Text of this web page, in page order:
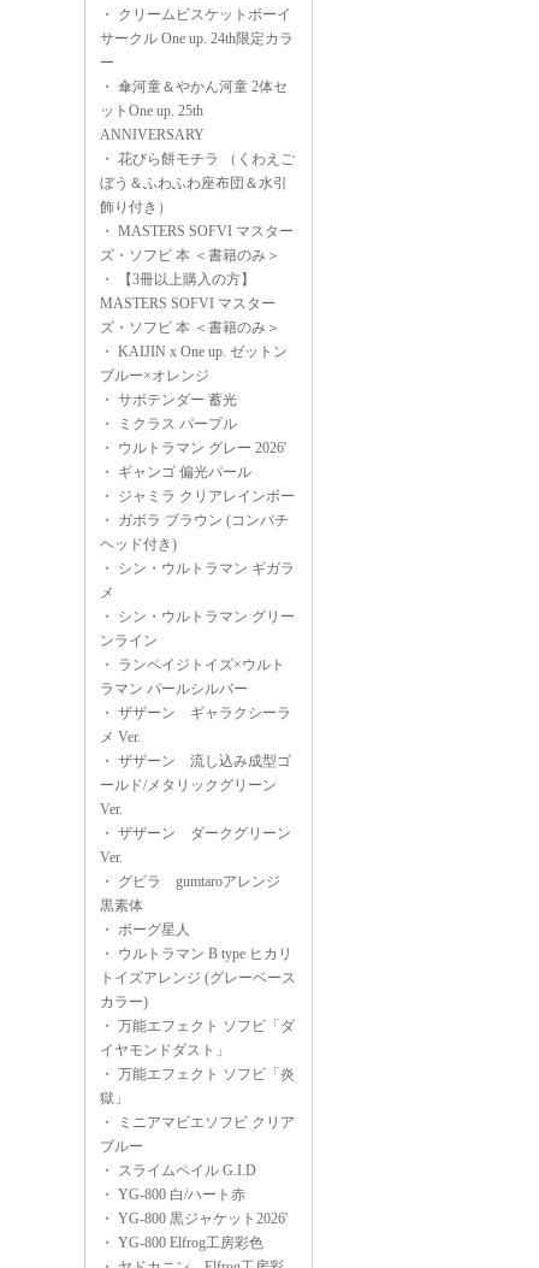
・ クリームビスケットボーイ
サークル One up. 24th限定カラ
ー
・ 傘河童＆やかん河童 2体セ
ットOne up. 25th
ANNIVERSARY
・ 花びら餅モチラ （くわえご
ぼう＆ふわふわ座布団＆水引
飾り付き）
・ MASTERS SOFVI マスター
ズ・ソフビ 本 ＜書籍のみ＞
・
【3冊以上購入の方】
MASTERS SOFVI マスター
ズ・ソフビ 本 ＜書籍のみ＞
・ KAIJIN x One up. ゼットン
ブルー×オレンジ
・ サボテンダー 蓄光
・
ミクラス パープル
・ ウルトラマン グレー 2026'
・ ギャンゴ 偏光パール
・ ジャミラ クリアレインボー
・ ガボラ ブラウン (コンパチ
ヘッド付き)
・ シン・ウルトラマン ギガラ
メ
・ シン・ウルトラマン グリー
ンライン
・ ランペイジトイズ×ウルト
ラマン パールシルバー
・ ザザーン ギャラクシーラ
メ Ver.
・ ザザーン 流し込み成型ゴ
ールド/メタリックグリーン
Ver.
・ ザザーン ダークグリーン
Ver.
・ グビラ gumtaroアレンジ
黒素体
・ ボーグ星人
・ ウルトラマン B type ヒカリ
トイズアレンジ (グレーベース
カラー)
・ 万能エフェクト ソフビ「ダ
イヤモンドダスト」
・ 万能エフェクト ソフビ「炎
獄」
・
ミニアマビエソフビ クリア
ブルー
・ スライムペイル G.I.D
・ YG-800 白/ハート赤
・ YG-800 黒ジャケット2026'
・ YG-800 Elfrog工房彩色